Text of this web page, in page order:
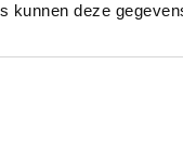
kunnen deze